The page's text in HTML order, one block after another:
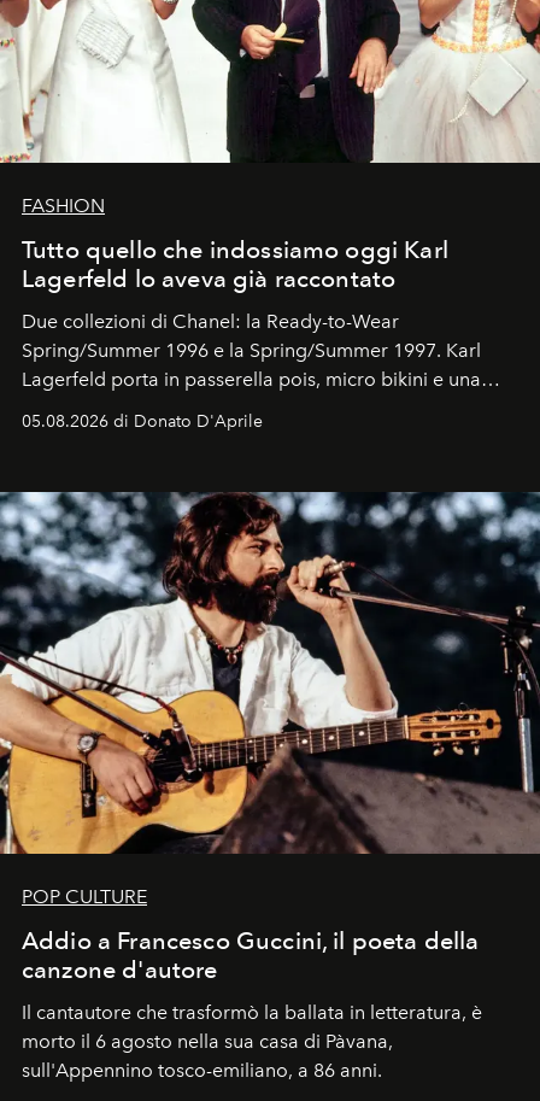
FASHION
Tutto quello che indossiamo oggi Karl
Lagerfeld lo aveva già raccontato
Due collezioni di Chanel: la Ready-to-Wear
Spring/Summer 1996 e la Spring/Summer 1997. Karl
Lagerfeld porta in passerella pois, micro bikini e una
logomania pensata per la spiaggia
Kate, Claudia e Carla una dietro l'altra. Trent'anni dopo,
uno dei documenti più contemporanei che abbiamo.
05.08.2026 di Donato D'Aprile
POP CULTURE
Addio a Francesco Guccini, il poeta della
canzone d'autore
Il cantautore che trasformò la ballata in letteratura, è
morto il 6 agosto nella sua casa di Pàvana,
sull'Appennino tosco-emiliano, a 86 anni.